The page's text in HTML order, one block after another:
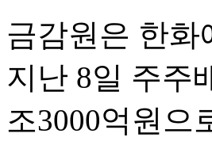
금감원은 한화
지난 8일 주주
조3000억원으